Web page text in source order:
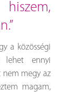
a közösségi
lehet ennyi
megy az
magam,